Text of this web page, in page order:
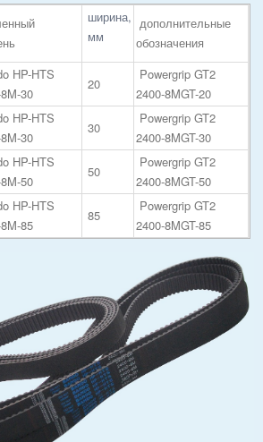
ширина,
мм
дополнительные
обозначения
HP-HTS
30
20
Powergrip GT2
2400-8MGT-20
HP-HTS
30
30
Powergrip GT2
2400-8MGT-30
HP-HTS
50
50
Powergrip GT2
2400-8MGT-50
HP-HTS
85
85
Powergrip GT2
2400-8MGT-85